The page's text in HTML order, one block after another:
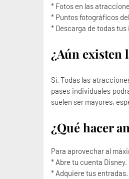
* Fotos en las
* Puntos fotográficos
* Descarga de todas
¿Aún existen
Sí. Todas las
pases individuales
suelen ser mayores,
¿Qué hacer
Para aprovechar al
* Abre tu cuenta Disney.
* Adquiere tus entradas.